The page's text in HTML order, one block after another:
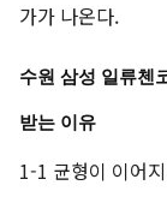
가가 나온다.
수원 삼성 일류첸
받는 이유
1-1 균형이 이어